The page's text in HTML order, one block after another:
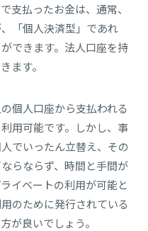
支払ったお金は、通常、
「個人決済型」であれ
できます。法人口座を持
ます。
個人口座から支払われる
用可能です。しかし、事
でいったん立替え、その
らならず、時間と手間が
イベートの利用が可能と
のために発行されている
が良いでしょう。